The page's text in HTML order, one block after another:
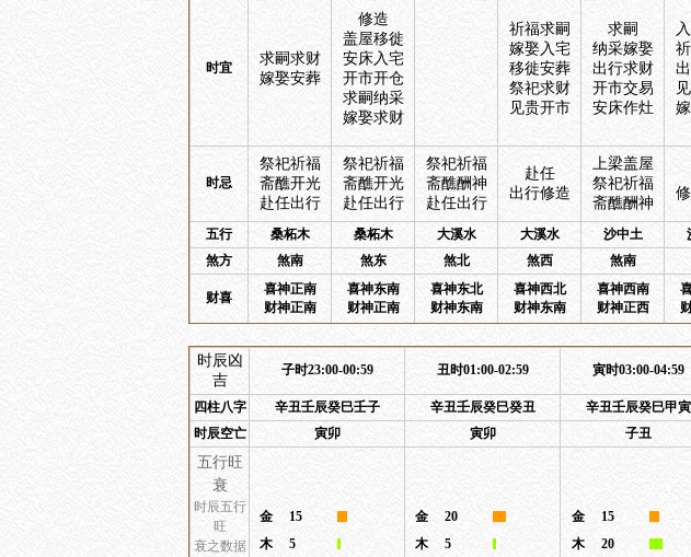
时宜
求嗣求财
嫁娶安葬
修造
盖屋移徙
安床入宅
开市开仓
求嗣纳采
嫁娶求财
祈福求嗣
嫁娶入宅
移徙安葬
祭祀求财
见贵开市
求嗣
纳采嫁娶
出行求财
开市交易
安床作灶
时忌
祭祀祈福
斋醮开光
赴任出行
祭祀祈福
斋醮开光
赴任出行
祭祀祈福
斋醮酬神
赴任出行
赴任
出行修造
上梁盖屋
祭祀祈福
斋醮酬神
五行 桑柘木 桑柘木 大溪水 大溪水 沙中土
煞方
煞南 煞东 煞北 煞西 煞南
财喜
喜神正南
财神正南
喜神东南
财神正南
喜神东北
财神东南
喜神西北
财神东南
喜神西南
财神正西
时辰凶
吉
子时23:00-00:59 丑时01:00-02:59 寅时03:00-04:59
四柱八字 辛丑壬辰癸巳壬子 辛丑壬辰癸巳癸丑 辛丑壬辰癸巳甲寅
时辰空亡
寅卯 寅卯 子丑
五行旺
衰
时辰五行
旺
衰之数据
金
15
木
5
金
20
木
5
金
15
木
20